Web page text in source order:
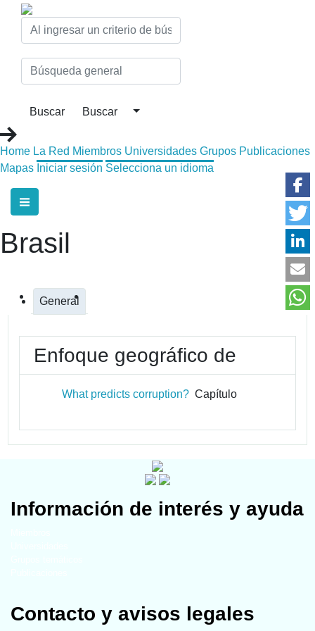
Home La Red Miembros Universidades Grupos Publicaciones
Mapas Iniciar sesión Selecciona un idioma
Brasil
General
Enfoque geográfico de
What predicts corruption? Capítulo
Información de interés y ayuda
Contacto y avisos legales